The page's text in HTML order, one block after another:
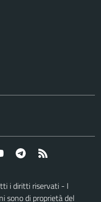
YouTube Telegram
i diritti riservati - I
sono di proprietà del